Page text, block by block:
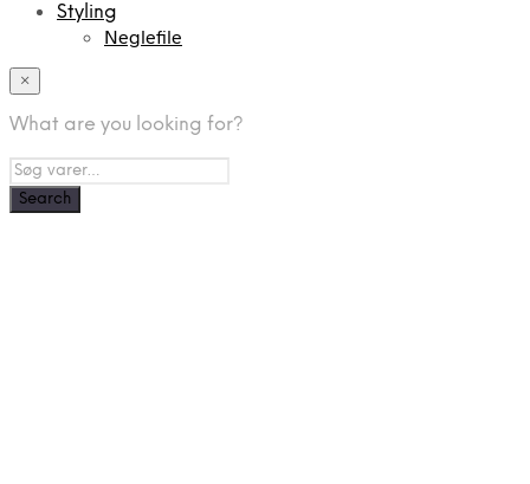
Styling
Neglefile
×
What are you looking for?